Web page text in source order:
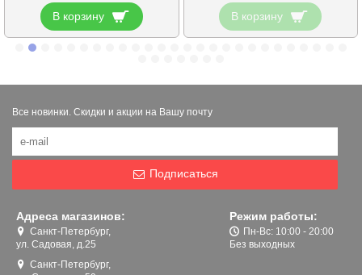
В корзину В корзину
Все новинки. Скидки и акции на Вашу почту
Подписаться
Адреса магазинов:
Санкт-Петербург,
ул. Садовая, д.25
Санкт-Петербург,
Режим работы:
Пн-Вс: 10:00 - 20:00
Без выходных